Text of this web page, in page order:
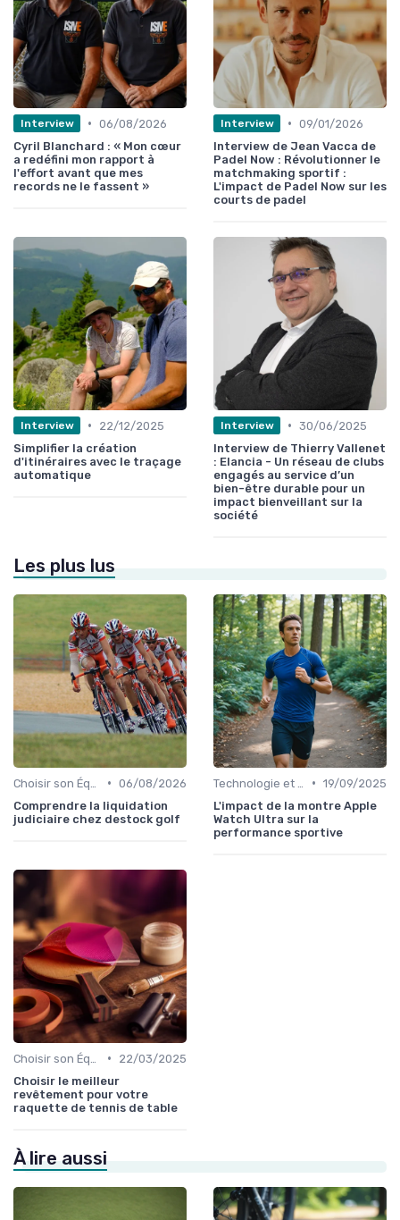
Interview • 06/08/2026
Cyril Blanchard : « Mon cœur
a redéfini mon rapport à
l'effort avant que mes
records ne le fassent »
Interview • 09/01/2026
Interview de Jean Vacca de
Padel Now : Révolutionner le
matchmaking sportif :
L'impact de Padel Now sur les
courts de padel
Interview •
22/12/2025
Simplifier la création
d'itinéraires avec le traçage
automatique
Interview • 30/06/2025
Interview de Thierry Vallenet
: Elancia - Un réseau de clubs
engagés au service d’un
bien-être durable pour un
impact bienveillant sur la
société
Les plus lus
• 06/08/2026
Comprendre la liquidation
judiciaire chez destock golf
• 19/09/2025
L'impact de la montre Apple
Watch Ultra sur la
performance sportive
•
22/03/2025
Choisir le meilleur
revêtement pour votre
raquette de tennis de table
À lire aussi